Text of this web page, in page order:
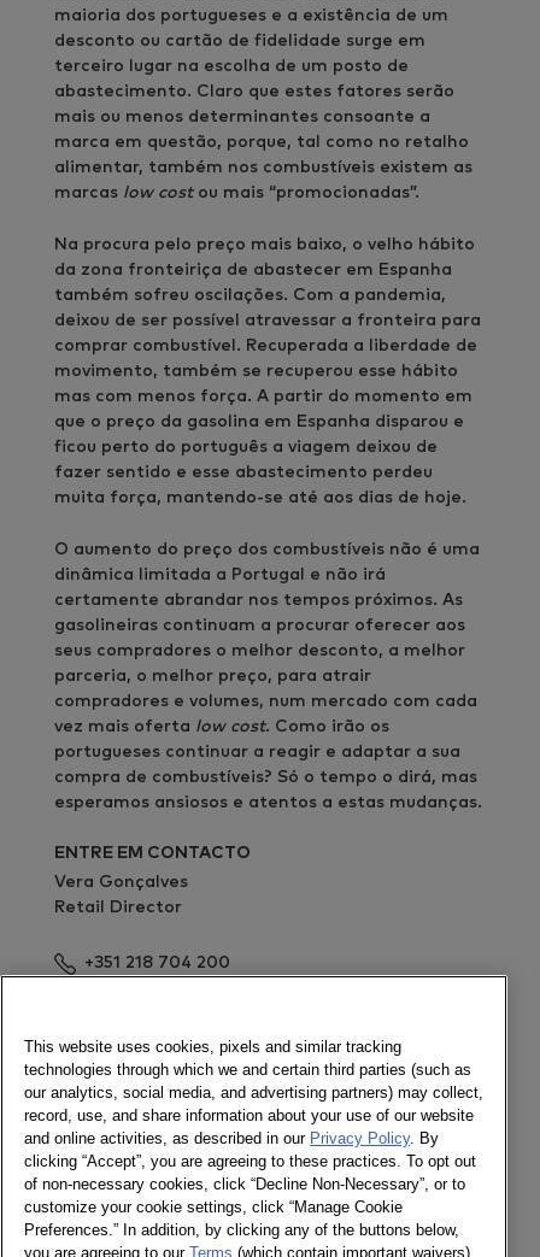
maioria dos portugueses e a existência de um
desconto ou cartão de fidelidade surge em
terceiro lugar na escolha de um posto de
abastecimento. Claro que estes fatores serão
mais ou menos determinantes consoante a
marca em questão, porque, tal como no retalho
alimentar, também nos combustíveis existem as
marcas low costou mais “promocionadas”.
Na procura pelo preço mais baixo, o velho hábito
da zona fronteiriça de abastecer em Espanha
também sofreu oscilações. Com a pandemia,
deixou de ser possível atravessar a fronteira para
comprar combustível. Recuperada a liberdade de
movimento, também se recuperou esse hábito
mas com menos força. A partir do momento em
que o preço da gasolina em Espanha disparou e
ficou perto do português a viagem deixou de
fazer sentido e esse abastecimento perdeu
muita força, mantendo-se até aos dias de hoje.
O aumento do preço dos combustíveis não é uma
dinâmica limitada a Portugal e não irá
certamente abrandar nos tempos próximos. As
gasolineiras continuam a procurar oferecer aos
seus compradores o melhor desconto, a melhor
parceria, o melhor preço, para atrair
compradores e volumes, num mercado com cada
vez mais oferta low cost. Como irão os
portugueses continuar a reagir e adaptar a sua
compra de combustíveis? Só o tempo o dirá, mas
esperamos ansiosos e atentos a estas mudanças.
ENTRE EM CONTACTO
Vera Gonçalves
Retail Director
+351 218 704 200
Newsletter
Ligue-se a nós
Newsletter
Twitter
LinkedIn
This website uses cookies, pixels and similar tracking
technologies through which we and certain third parties (such as
our analytics, social media, and advertising partners) may collect,
record, use, and share information about your use of our website
and online activities, as described in our Privacy Policy. By
clicking “Accept”, you are agreeing to these practices. To opt out
of non-necessary cookies, click “Decline Non-Necessary”, or to
customize your cookie settings, click “Manage Cookie
Preferences.” In addition, by clicking any of the buttons below,
you are agreeing to our Terms (which contain important waivers).